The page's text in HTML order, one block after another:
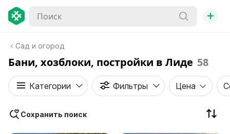
+
Сад и огород
Бани, хозблоки, постройки в Лиде 58
Категории Фильтры Цена
Сохранить поиск